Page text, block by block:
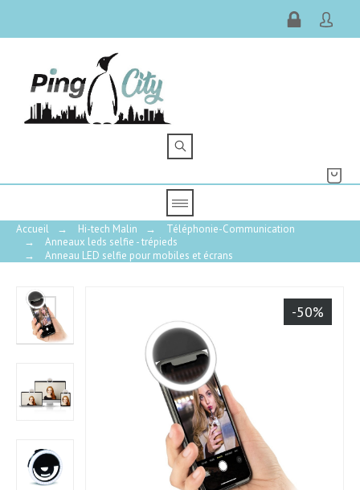
Accueil → Hi-tech Malin →
Téléphonie-Communication
→
Anneaux leds selfie - trépieds
→
Anneau LED selfie pour mobiles et écrans
-50%